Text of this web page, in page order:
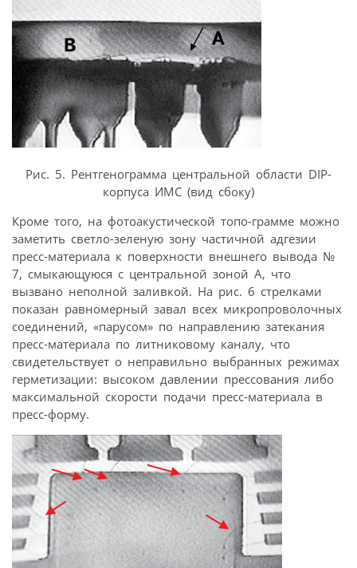
Рис. 5. Рентгенограмма центральной области DIP-
корпуса ИМС (вид сбоку)
Кроме того, на фотоакустической топо-грамме можно
заметить светло-зеленую зону частичной адгезии
пресс-материала к поверхности внешнего вывода №
7, смыкающуюся с центральной зоной A, что
вызвано неполной заливкой. На рис. 6 стрелками
показан равномерный завал всех микропроволочных
соединений, «парусом» по направлению затекания
пресс-материала по литниковому каналу, что
свидетельствует о неправильно выбранных режимах
герметизации: высоком давлении прессования либо
максимальной скорости подачи пресс-материала в
пресс-форму.